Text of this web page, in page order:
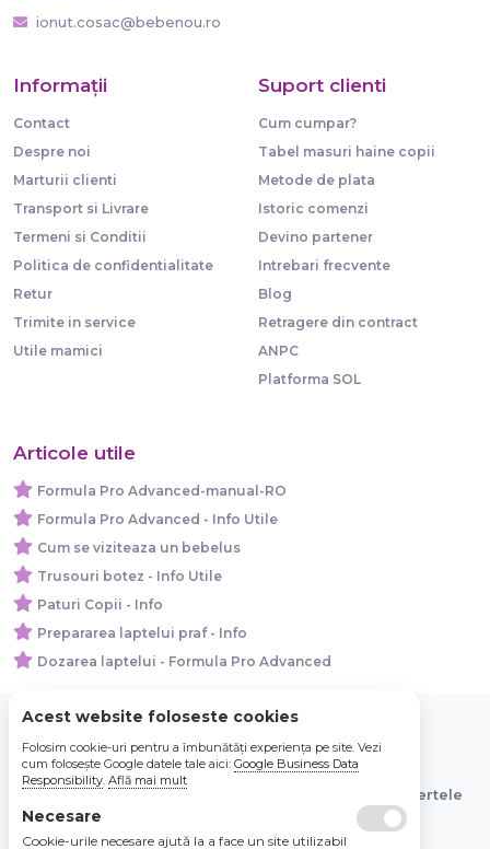
ionut.cosac@bebenou.ro
Informaţii
Contact
Despre noi
Marturii clienti
Transport si Livrare
Termeni si Conditii
Politica de confidentialitate
Retur
Trimite in service
Utile mamici
Suport clienti
Cum cumpar?
Tabel masuri haine copii
Metode de plata
Istoric comenzi
Devino partener
Intrebari frecvente
Blog
Retragere din contract
ANPC
Platforma SOL
Articole utile
Formula Pro Advanced-manual-RO
Formula Pro Advanced - Info Utile
Cum se viziteaza un bebelus
Trusouri botez - Info Utile
Paturi Copii - Info
Prepararea laptelui praf - Info
Dozarea laptelui - Formula Pro Advanced
© 2026 Bebe Nou Online Store SRL
Toate preturile sunt exprimate in lei si includ tva. Ofertele
sunt valabile in limita stocului disponibil.
Acest website foloseste cookies
Folosim cookie-uri pentru a îmbunătăți experiența pe site. Vezi
cum folosește Google datele tale aici: Google Business Data
Responsibility. Află mai mult
Necesare
Cookie-urile necesare ajută la a face un site utilizabil